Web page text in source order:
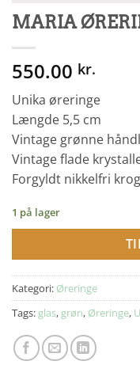
MARIA
550.00 kr.
Unika øreringe
Længde 5,5 cm
Vintage grønne
Vintage flade
Forgyldt nikkelfri
1 på lager
Kategori: Øreringe
Tags: glas, grøn, Øreringe,